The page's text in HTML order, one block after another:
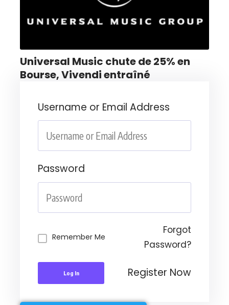
Universal Music chute de 25% en
Bourse, Vivendi entraîné
Username or Email Address
Password
Remember Me
Forgot
Password?
Log In Register Now